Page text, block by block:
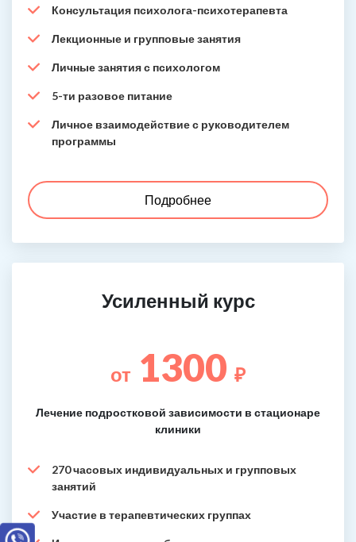
Консультация психолога-психотерапевта
Лекционные и групповые занятия
Личные занятия с психологом
5-ти разовое питание
Личное взаимодействие с руководителем
программы
Подробнее
Усиленный курс
от 1300 ₽
Лечение подростковой зависимости в стационаре
клиники
270 часовых индивидуальных и групповых
занятий
Участие в терапевтических группах